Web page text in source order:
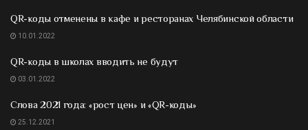
QR-коды отменены в кафе и ресторанах Челябинской области
10.01.2022
QR-коды в школах вводить не будут
03.01.2022
Слова 2021 года: «рост цен» и «QR-коды»
25.12.2021